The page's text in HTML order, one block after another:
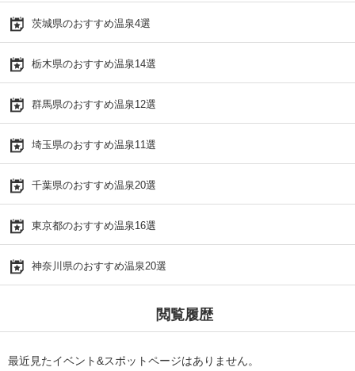
茨城県のおすすめ温泉4選
栃木県のおすすめ温泉14選
群馬県のおすすめ温泉12選
埼玉県のおすすめ温泉11選
千葉県のおすすめ温泉20選
東京都のおすすめ温泉16選
神奈川県のおすすめ温泉20選
閲覧履歴
最近見たイベント&スポットページはありません。